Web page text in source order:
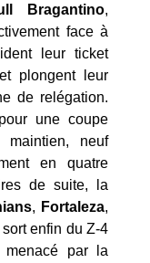
Bragantino,
face à
leur ticket
plongent leur
de relégation.
une coupe
neuf
en quatre
de suite, la
, Fortaleza,
enfin du Z-4
menacé par la